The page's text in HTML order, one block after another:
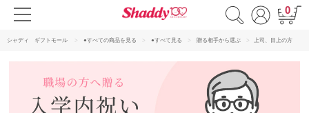
0
シャディ ギフトモール ●すべての商品を見る ●すべて見る 贈る相手から選ぶ 上司、目上の方